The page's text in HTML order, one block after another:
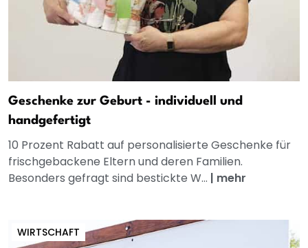
Geschenke zur Geburt - individuell und
handgefertigt
10 Prozent Rabatt auf personalisierte Geschenke für
frischgebackene Eltern und deren Familien.
Besonders gefragt sind bestickte W... | mehr
WIRTSCHAFT